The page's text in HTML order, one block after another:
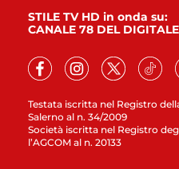
Testata iscritta nel Registro
Salerno al n. 34/2009
Società iscritta nel Registro
l’AGCOM al n. 20133
STILE TV HD in onda su:
CANALE 78 DEL DIGITALE